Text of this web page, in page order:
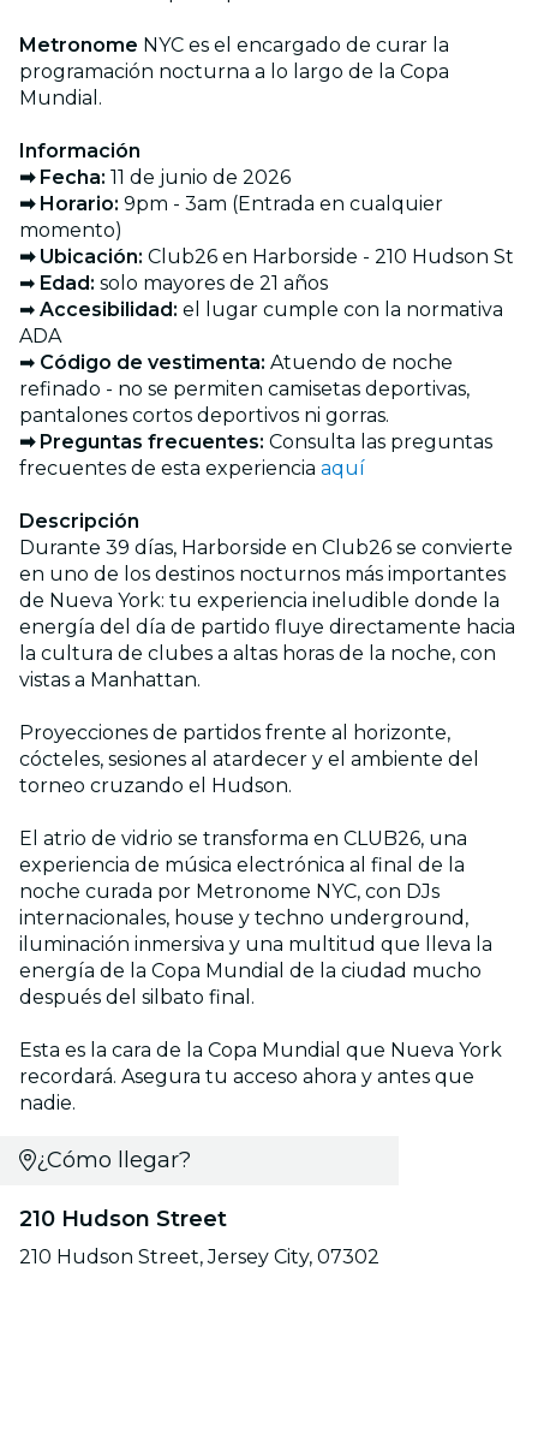
Metronome NYC es el encargado de curar la
programación nocturna a lo largo de la Copa
Mundial.
Información
➡ Fecha: 11 de junio de 2026
➡ Horario: 9pm - 3am (Entrada en cualquier
momento)
➡ Ubicación: Club26 en Harborside - 210 Hudson St
➡ Edad: solo mayores de 21 años
➡ Accesibilidad: el lugar cumple con la normativa
ADA
➡ Código de vestimenta: Atuendo de noche
refinado - no se permiten camisetas deportivas,
pantalones cortos deportivos ni gorras.
➡ Preguntas frecuentes: Consulta las preguntas
frecuentes de esta experiencia aquí
Descripción
Durante 39 días, Harborside en Club26 se convierte
en uno de los destinos nocturnos más importantes
de Nueva York: tu experiencia ineludible donde la
energía del día de partido fluye directamente hacia
la cultura de clubes a altas horas de la noche, con
vistas a Manhattan.
Proyecciones de partidos frente al horizonte,
cócteles, sesiones al atardecer y el ambiente del
torneo cruzando el Hudson.
El atrio de vidrio se transforma en CLUB26, una
experiencia de música electrónica al final de la
noche curada por Metronome NYC, con DJs
internacionales, house y techno underground,
iluminación inmersiva y una multitud que lleva la
energía de la Copa Mundial de la ciudad mucho
después del silbato final.
Esta es la cara de la Copa Mundial que Nueva York
recordará. Asegura tu acceso ahora y antes que
nadie.
¿Cómo llegar?
210 Hudson Street
210 Hudson Street, Jersey City, 07302